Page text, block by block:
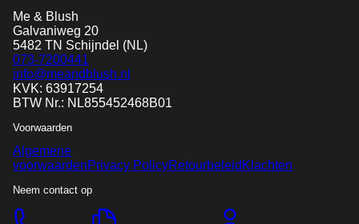
Me & Blush
Galvaniweg 20
5482 TN Schijndel (NL)
073-7200441
info@meandblush.nl
KVK: 63917254
BTW Nr.: NL855452468B01
Voorwaarden
Algemene
voorwaardenPrivacy PolicyRetourbeleid Klachten
Neem contact op